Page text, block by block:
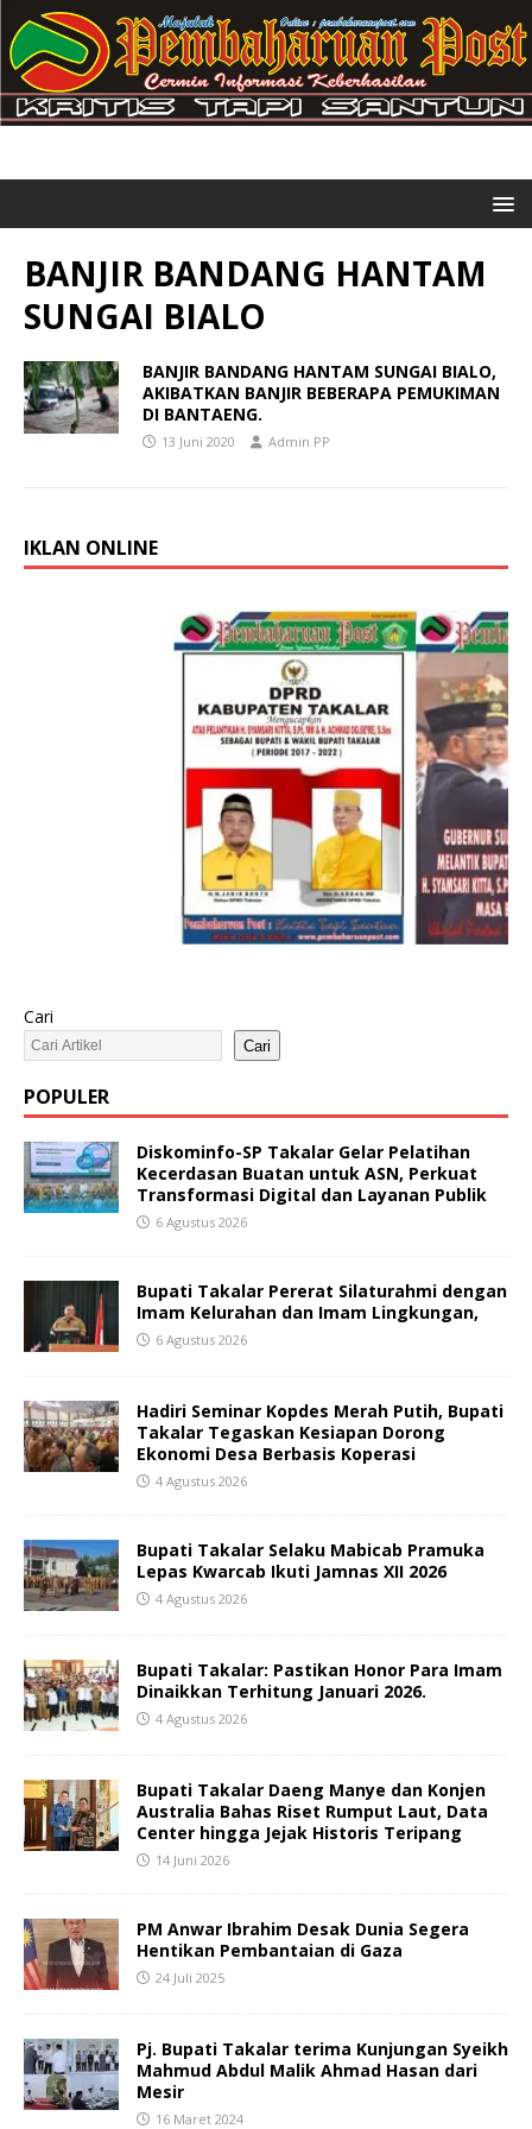
BANJIR BANDANG HANTAM
SUNGAI BIALO
BANJIR BANDANG HANTAM SUNGAI BIALO,
AKIBATKAN BANJIR BEBERAPA PEMUKIMAN
DI BANTAENG.
13 Juni 2020 Admin PP
IKLAN ONLINE
Cari
Cari
POPULER
Diskominfo-SP Takalar Gelar Pelatihan
Kecerdasan Buatan untuk ASN, Perkuat
Transformasi Digital dan Layanan Publik
6 Agustus 2026
Bupati Takalar Pererat Silaturahmi dengan
Imam Kelurahan dan Imam Lingkungan,
6 Agustus 2026
Hadiri Seminar Kopdes Merah Putih, Bupati
Takalar Tegaskan Kesiapan Dorong
Ekonomi Desa Berbasis Koperasi
4 Agustus 2026
Bupati Takalar Selaku Mabicab Pramuka
Lepas Kwarcab Ikuti Jamnas XII 2026
4 Agustus 2026
Bupati Takalar: Pastikan Honor Para Imam
Dinaikkan Terhitung Januari 2026.
4 Agustus 2026
Bupati Takalar Daeng Manye dan Konjen
Australia Bahas Riset Rumput Laut, Data
Center hingga Jejak Historis Teripang
14 Juni 2026
PM Anwar Ibrahim Desak Dunia Segera
Hentikan Pembantaian di Gaza
24 Juli 2025
Pj. Bupati Takalar terima Kunjungan Syeikh
Mahmud Abdul Malik Ahmad Hasan dari
Mesir
16 Maret 2024